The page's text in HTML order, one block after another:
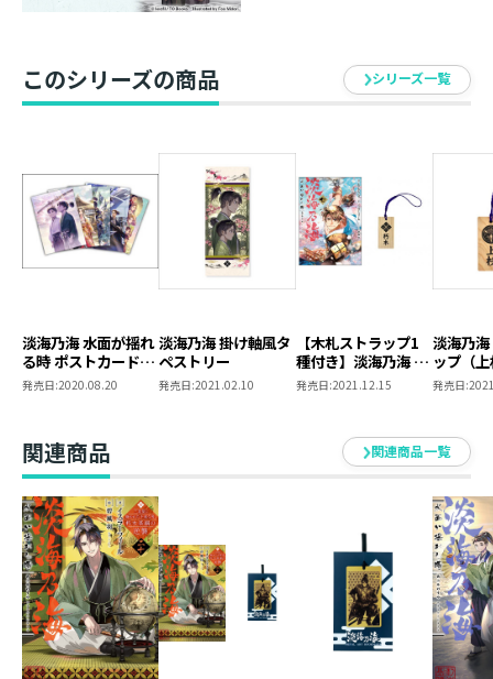
このシリーズの商品 シリーズ一覧
淡海乃海 水面が揺れ
る時 ポストカードセ
ット1
発売日:2020.08.20
淡海乃海 掛け軸風タ
ペストリー
発売日:2021.02.10
【木札ストラップ1
種付き】淡海乃海 水
面が揺れる時 第7巻
発売日:2021.12.15
淡海乃
ップ（
発売日:
関連商品 関連商品一覧